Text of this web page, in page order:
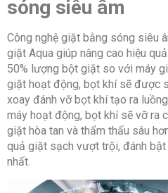
sóng siêu âm
Công nghệ giặt bằng sóng siêu
giặt Aqua giúp nâng cao hiệu
50% lượng bột giặt so với máy
giặt hoạt động, bọt khí sẽ được
xoay đánh vỡ bọt khí tạo ra
máy hoạt động, bọt khí sẽ vỡ ra
giặt hòa tan và thẩm thấu sâu
quả giặt sạch vượt trội, đánh
nhất.